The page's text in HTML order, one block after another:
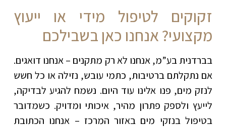
זקוקים לטיפול מידי או ייעוץ
מקצועי? אנחנו כאן בשבילכם
בברדנית בע”מ, אנחנו לא רק מתקנים – אנחנו דואגים.
אם נתקלתם ברטיבות, כתמי עובש, נזילה או כל חשש
לנזק מים, פנו אלינו עוד היום. נשמח להגיע לבדיקה,
לייעץ ולספק פתרון מהיר, איכותי ומדויק. כשמדובר
בטיפול בנזקי מים באזור המרכז – אנחנו הכתובת